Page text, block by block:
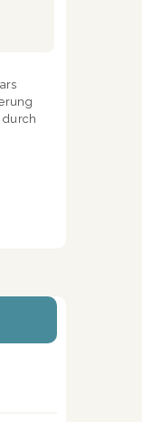
durch